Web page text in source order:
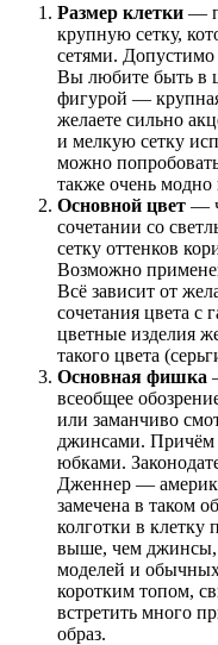
Размер клетки —
крупную сетку,
сетями. Допустимо
Вы любите быть в
фигурой —
желаете сильно
и мелкую сетку
можно
также очень модно
Основной цвет —
сочетании со
сетку оттенков
Возможно
Всё зависит от
сочетания цвета с
цветные изделия
такого цвета
Основная фишка
всеобщее
или заманчиво
джинсами. Причём
юбками.
Дженнер —
замечена в таком
колготки в
выше, чем джинсы,
моделей и
коротким топом,
встретить много
образ.